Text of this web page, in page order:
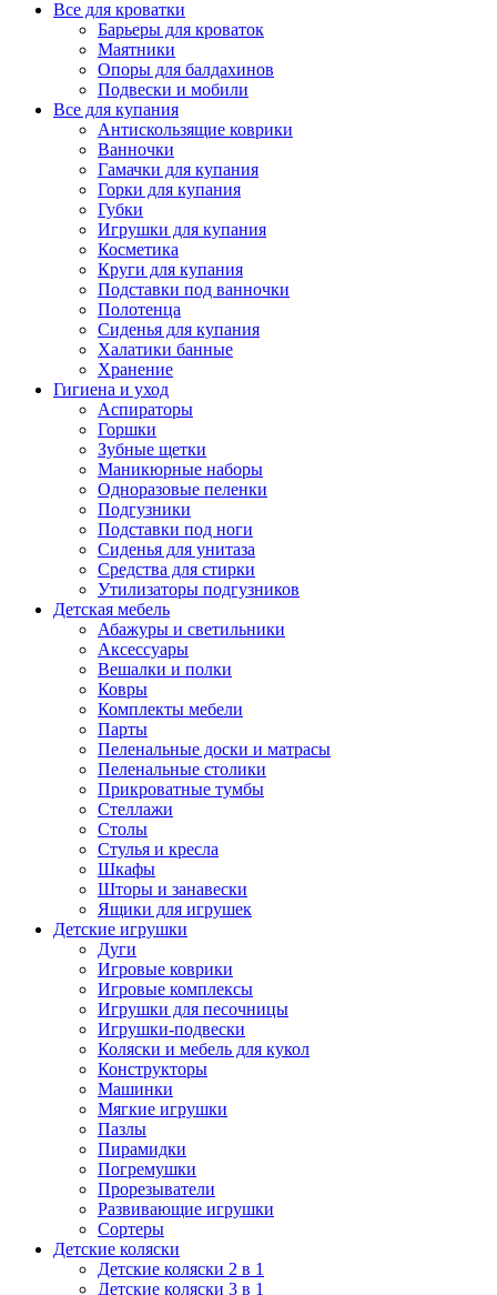
Все для кроватки
Барьеры для кроваток
Маятники
Опоры для балдахинов
Подвески и мобили
Все для купания
Антискользящие коврики
Ванночки
Гамачки для купания
Горки для купания
Губки
Игрушки для купания
Косметика
Круги для купания
Подставки под ванночки
Полотенца
Сиденья для купания
Халатики банные
Хранение
Гигиена и уход
Аспираторы
Горшки
Зубные щетки
Маникюрные наборы
Одноразовые пеленки
Подгузники
Подставки под ноги
Сиденья для унитаза
Средства для стирки
Утилизаторы подгузников
Детская мебель
Абажуры и светильники
Аксессуары
Вешалки и полки
Ковры
Комплекты мебели
Парты
Пеленальные доски и матрасы
Пеленальные столики
Прикроватные тумбы
Стеллажи
Столы
Стулья и кресла
Шкафы
Шторы и занавески
Ящики для игрушек
Детские игрушки
Дуги
Игровые коврики
Игровые комплексы
Игрушки для песочницы
Игрушки-подвески
Коляски и мебель для кукол
Конструкторы
Машинки
Мягкие игрушки
Пазлы
Пирамидки
Погремушки
Прорезыватели
Развивающие игрушки
Сортеры
Детские коляски
Детские коляски 2 в 1
Детские коляски 3 в 1